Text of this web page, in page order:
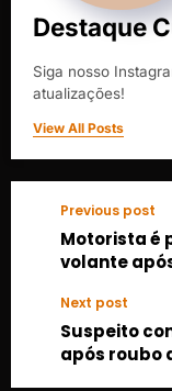
Destaque
Siga nosso
atualizações!
View All Posts
Previous post
Motorista é
volante
Next post
Suspeito
após roubo